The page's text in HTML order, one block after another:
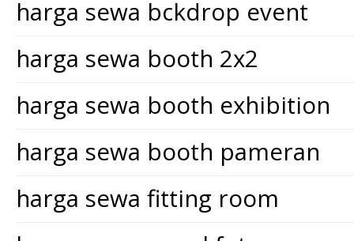
harga sewa bckdrop event
harga sewa booth 2x2
harga sewa booth exhibition
harga sewa booth pameran
harga sewa fitting room